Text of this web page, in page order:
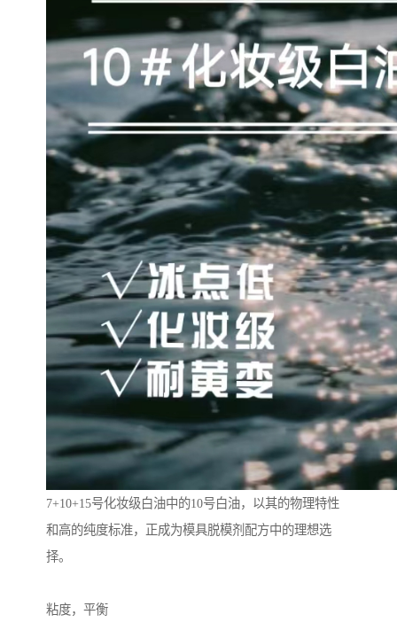
7+10+15号化妆级白油中的10号白油，以其的物理特性
和高的纯度标准，正成为模具脱模剂配方中的理想选
择。
粘度，平衡